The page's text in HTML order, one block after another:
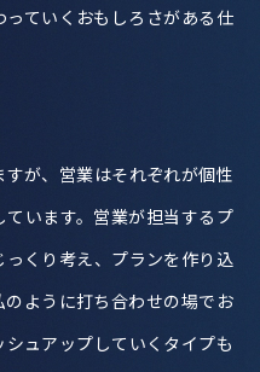
ていくおもしろさがある仕
が、営業はそれぞれが個性
います。営業が担当するプ
くり考え、プランを作り込
ように打ち合わせの場でお
ュアップしていくタイプも